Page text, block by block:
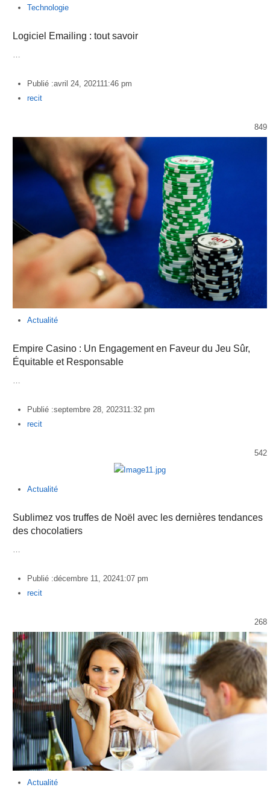
Technologie
Logiciel Emailing : tout savoir
Publié :avril 24, 2021 11:46 pm
Author
recit
849
Actualité
Empire Casino : Un Engagement en Faveur du Jeu Sûr,
Équitable et Responsable
Publié :septembre 28, 202311:32 pm
Author
recit
542
Actualité
Sublimez vos truffes de Noël avec les dernières tendances
des chocolatiers
Publié :décembre 11, 20241:07 pm
Author
recit
268
Actualité